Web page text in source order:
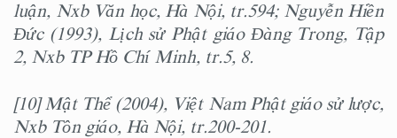
luận, Nxb Văn học, Hà Nội, tr.594; Nguyễn Hiền
Đức (1993), Lịch sử Phật giáo Đàng Trong, Tập
2, Nxb TP Hồ Chí Minh, tr.5, 8.
[10] Mật Thể (2004), Việt Nam Phật giáo sử lược,
Nxb Tôn giáo, Hà Nội, tr.200-201.